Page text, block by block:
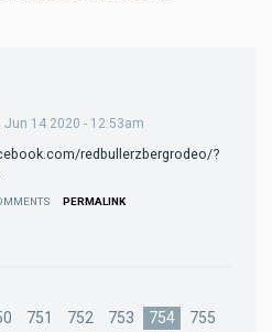
Jun 14 2020 - 12:53am
redbullerzbergrodeo/?
PERMALINK
Page
751 Page
752 Page
753
Current
754 Page
755